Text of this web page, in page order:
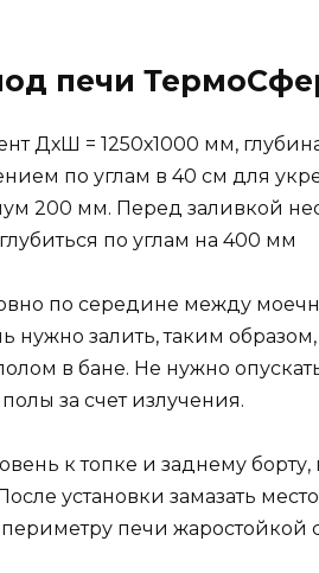
печи
ДхШ = 1250х1000 мм,
по углам в 40 см для
200 мм. Перед заливкой
по углам на 400 мм
по середине между
залить, таким образом,
в бане. Не нужно
за счет излучения.
к топке и заднему борту,
установки замазать
печи жаростойкой